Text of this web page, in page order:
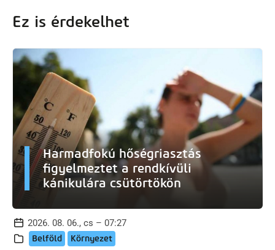
Ez is érdekelhet
Harmadfokú hőségriasztás
figyelmeztet a rendkívüli
kánikulára csütörtökön
2026. 08. 06., cs – 07:27
Belföld Környezet